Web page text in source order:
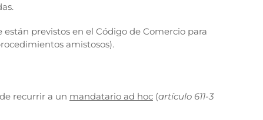
previstos en el Código de Comercio para
amistosos).
recurrir a un mandatario ad hoc (artículo 611-3